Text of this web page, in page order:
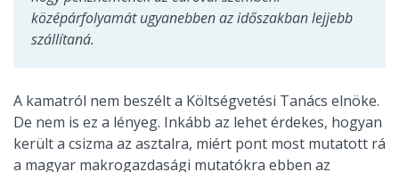
középárfolyamát ugyanebben az időszakban lejjebb
szállítaná.
A kamatról nem beszélt a Költségvetési Tanács elnöke.
De nem is ez a lényeg. Inkább az lehet érdekes, hogyan
került a csizma az asztalra, miért pont most mutatott rá
a magyar makrogazdasági mutatókra ebben az